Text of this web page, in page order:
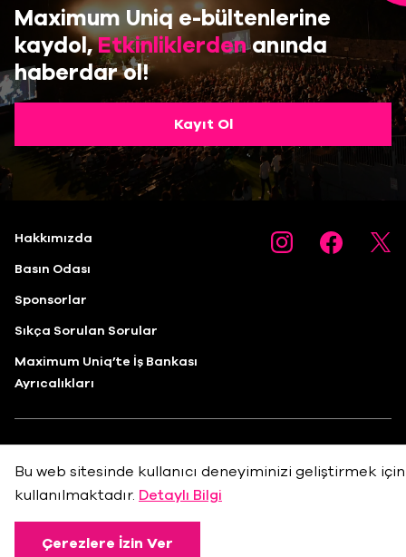
Maximum Uniq e-bültenlerine
kaydol,Etkinliklerdenanında
haberdar ol!
Kayıt Ol
Hakkımızda
Basın Odası
Sponsorlar
Sıkça Sorulan Sorular
Maximum Uniq’te İş Bankası
Ayrıcalıkları
İstanbul
+90 212 236 18 18
Bu web sitesinde kullanıcı deneyiminizi geliştirmek
kullanılmaktadır. Detaylı Bilgi
Çerezlere İzin Ver